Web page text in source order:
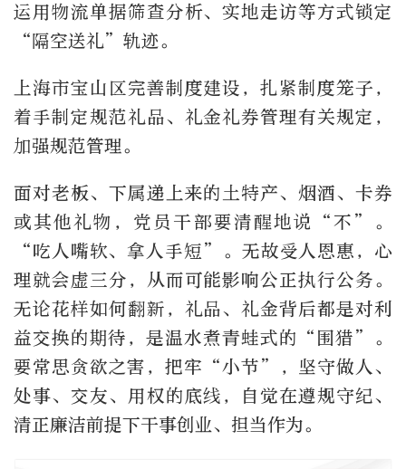
运用物流单据筛查分析、实地走访等方式锁定
“隔空送礼”轨迹。
上海市宝山区完善制度建设，扎紧制度笼子，
着手制定规范礼品、礼金礼券管理有关规定，
加强规范管理。
面对老板、下属递上来的土特产、烟酒、卡券
或其他礼物，党员干部要清醒地说“不”。
“吃人嘴软、拿人手短”。无故受人恩惠，心
理就会虚三分，从而可能影响公正执行公务。
无论花样如何翻新，礼品、礼金背后都是对利
益交换的期待，是温水煮青蛙式的“围猎”。
要常思贪欲之害，把牢“小节”，坚守做人、
处事、交友、用权的底线，自觉在遵规守纪、
清正廉洁前提下干事创业、担当作为。